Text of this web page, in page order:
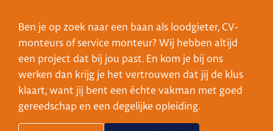
Ben je op zoek naar een baan als loodgieter, CV-
monteurs of service monteur? Wij hebben altijd
een project dat bij jou past. En kom je bij ons
werken dan krijg je het vertrouwen dat jij de klus
klaart, want jij bent een échte vakman met goed
gereedschap en een degelijke opleiding.